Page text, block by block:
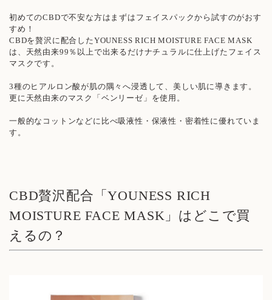
初めてのCBDで不安な方はまずはフェイスパックから試すのがおす
すめ！
CBDを贅沢に配合したYOUNESS RICH MOISTURE FACE MASK
は、天然由来99％以上で出来るだけナチュラルに仕上げたフェイス
マスクです。
3種のヒアルロン酸が肌の隅々へ浸透して、美しい肌に導きます。
更に天然由来のマスク「ベンリーゼ」を使用。
一般的なコットンなどに比べ吸液性・保液性・密着性に優れていま
す。
CBD贅沢配合「YOUNESS RICH
MOISTURE FACE MASK」はどこで買
えるの？